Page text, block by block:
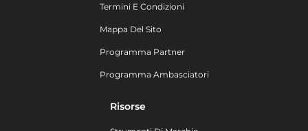
Termini E Condizioni
Mappa Del Sito
Programma Partner
Programma Ambasciatori
Risorse